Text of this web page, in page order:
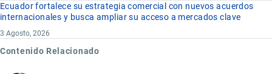
Ecuador fortalece su estrategia comercial con nuevos acuerdos
internacionales y busca ampliar su acceso a mercados clave
3 Agosto, 2026
Contenido Relacionado